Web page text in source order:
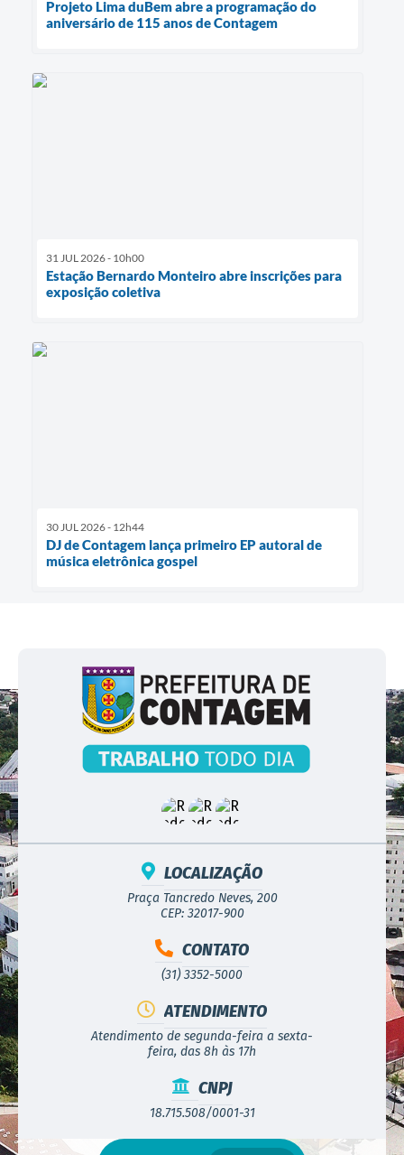
Projeto Lima duBem abre a programação do
aniversário de 115 anos de Contagem
31 JUL 2026 - 10h00
Estação Bernardo Monteiro abre inscrições para
exposição coletiva
30 JUL 2026 - 12h44
DJ de Contagem lança primeiro EP autoral de
música eletrônica gospel
LOCALIZAÇÃO
Praça Tancredo Neves, 200
CEP: 32017-900
CONTATO
(31) 3352-5000
ATENDIMENTO
Atendimento de segunda-feira a sexta-
feira, das 8h às 17h
CNPJ
18.715.508/0001-31